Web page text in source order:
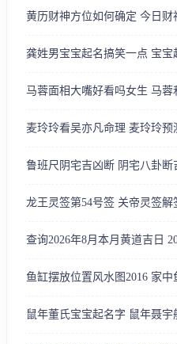
黄历财神方位如何确定 今日财
龚姓男宝宝起名搞笑一点 宝宝
马蓉面相大嘴好看吗女生 马蓉
麦玲玲看吴亦凡命理 麦玲玲预
鲁班尺阴宅吉凶断 阴宅八卦断
龙王灵签第54号签 关帝灵签解
查询2026年8月本月黄道吉日
鱼缸摆放位置风水图2016 家
鼠年董氏宝宝起名字 鼠年聂